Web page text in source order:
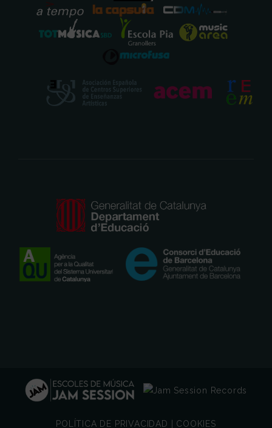
POLÍTICA DE PRIVACIDAD COOKIES